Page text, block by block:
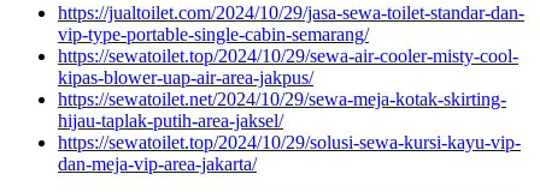
https://jualtoilet.com/2024/10/29/jasa-sewa-toilet-standar-dan-
vip-type-portable-single-cabin-semarang/
https://sewatoilet.top/2024/10/29/sewa-air-cooler-misty-cool-
kipas-blower-uap-air-area-jakpus/
https://sewatoilet.net/2024/10/29/sewa-meja-kotak-skirting-
hijau-taplak-putih-area-jaksel/
https://sewatoilet.top/2024/10/29/solusi-sewa-kursi-kayu-vip-
dan-meja-vip-area-jakarta/